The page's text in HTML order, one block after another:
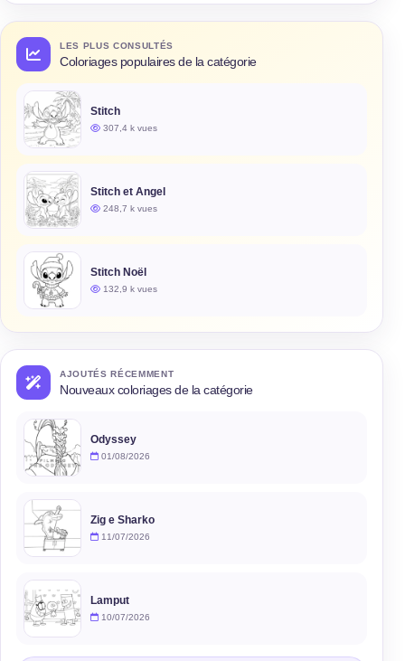
LES PLUS CONSULTÉS
Coloriages populaires de la catégorie
Stitch
307,4 k vues
Stitch et Angel
248,7 k vues
Stitch Noël
132,9 k vues
AJOUTÉS RÉCEMMENT
Nouveaux coloriages de la catégorie
Odyssey
01/08/2026
Zig e Sharko
11/07/2026
Lamput
10/07/2026